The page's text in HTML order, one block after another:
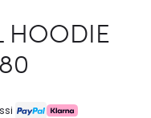
HOODIE